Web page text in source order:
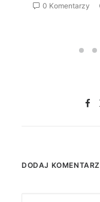
0 Komentarzy
DODAJ KOMENTARZ